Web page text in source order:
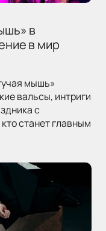
в
в мир
мышь»
вальсы, интриги
с
станет главным